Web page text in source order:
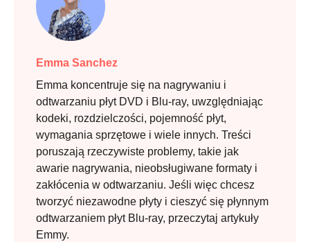
Emma Sanchez
Emma koncentruje się na nagrywaniu i
odtwarzaniu płyt DVD i Blu-ray, uwzględniając
kodeki, rozdzielczości, pojemność płyt,
wymagania sprzętowe i wiele innych. Treści
poruszają rzeczywiste problemy, takie jak
awarie nagrywania, nieobsługiwane formaty i
zakłócenia w odtwarzaniu. Jeśli więc chcesz
tworzyć niezawodne płyty i cieszyć się płynnym
odtwarzaniem płyt Blu-ray, przeczytaj artykuły
Emmy.